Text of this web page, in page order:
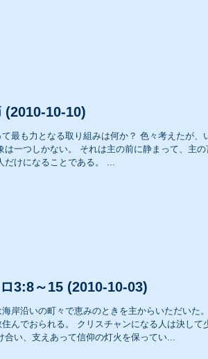
(2010-10-10)
取り組みは何か？ 色々考えたが、いろい
主と私の二人だけになることである。 ...
3:8～15 (2010-10-03)
沿いの町々で恵みのときを主からいただいた。 そこ
ンになる人は決して少なく
け合い、支えあって信仰の灯火を保ってい...